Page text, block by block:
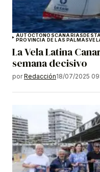
AUTÓCTONOSCANARIAS
PROVINCIA DE LAS PALMAS
La Vela Latina
semana decisivo
por Redacción18/07/2025